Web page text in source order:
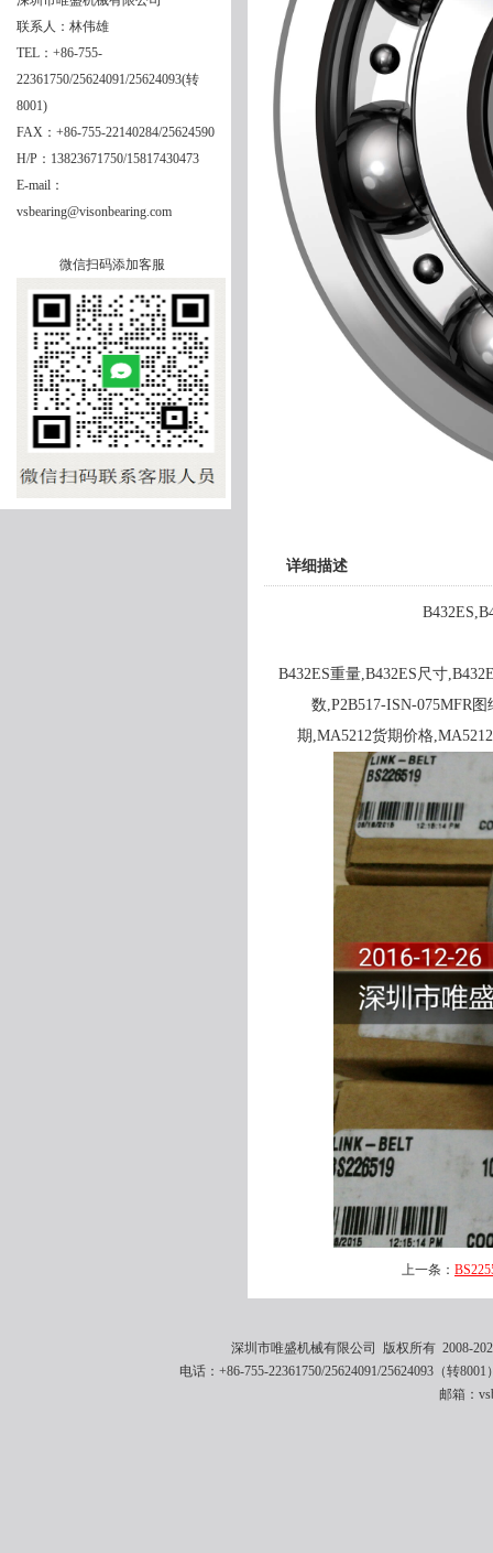
联系人：林伟雄
TEL：+86-755-
22361750/25624091/25624093(转
8001)
FAX：+86-755-22140284/25624590
H/P：13823671750/15817430473
E-mail：
vsbearing@visonbearing.com
微信扫码添加客服
详细描述
B432ES重量,B432ES尺寸
数,P2B517-ISN-075MFR
期,MA5212货期价格
上一条：
深圳市唯盛机械有限公司 版权所有 2008-
电话：+86-755-22361750/25624091/25624093（转
邮箱：